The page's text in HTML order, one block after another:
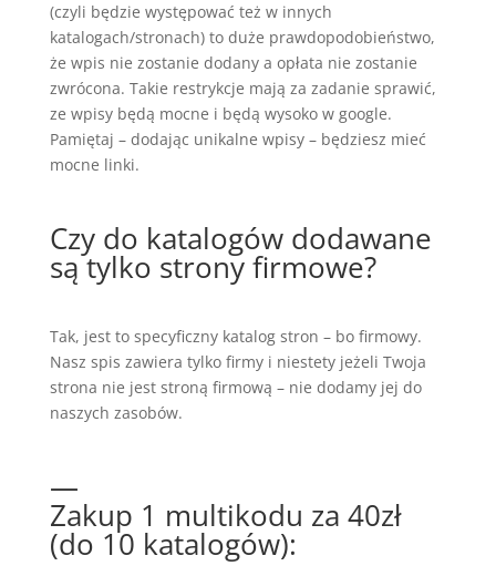
(czyli będzie występować też w innych
katalogach/stronach) to duże prawdopodobieństwo,
że wpis nie zostanie dodany a opłata nie zostanie
zwrócona. Takie restrykcje mają za zadanie sprawić,
ze wpisy będą mocne i będą wysoko w google.
Pamiętaj – dodając unikalne wpisy – będziesz mieć
mocne linki.
Czy do katalogów dodawane
są tylko strony firmowe?
Tak, jest to specyficzny katalog stron – bo firmowy.
Nasz spis zawiera tylko firmy i niestety jeżeli Twoja
strona nie jest stroną firmową – nie dodamy jej do
naszych zasobów.
—
Zakup 1 multikodu za 40zł
(do 10 katalogów):